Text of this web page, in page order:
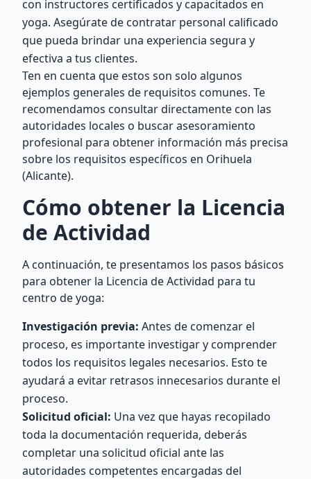
con instructores certificados y capacitados en
yoga. Asegúrate de contratar personal calificado
que pueda brindar una experiencia segura y
efectiva a tus clientes.
Ten en cuenta que estos son solo algunos
ejemplos generales de requisitos comunes. Te
recomendamos consultar directamente con las
autoridades locales o buscar asesoramiento
profesional para obtener información más precisa
sobre los requisitos específicos en Orihuela
(Alicante).
Cómo obtener la Licencia
de Actividad
A continuación, te presentamos los pasos básicos
para obtener la Licencia de Actividad para tu
centro de yoga:
Investigación previa: Antes de comenzar el
proceso, es importante investigar y comprender
todos los requisitos legales necesarios. Esto te
ayudará a evitar retrasos innecesarios durante el
proceso.
Solicitud oficial: Una vez que hayas recopilado
toda la documentación requerida, deberás
completar una solicitud oficial ante las
autoridades competentes encargadas del